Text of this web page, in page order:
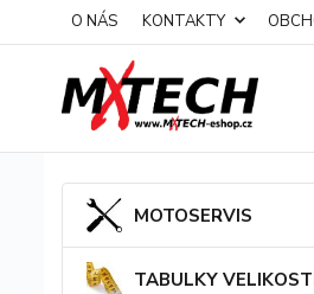
O NÁS KONTAKTY
MOTOSERVIS
TABULKY